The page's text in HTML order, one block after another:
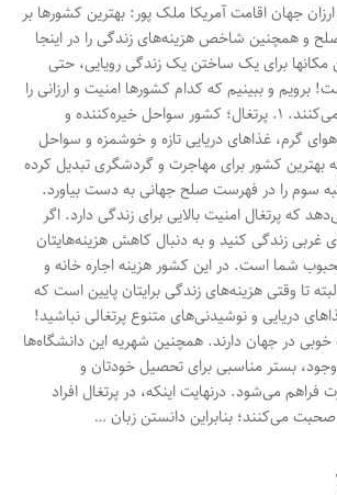
جهان اقامت آمریکا ملک پور: بهترین کشورها بر
همچنین شاخص هزینه­‌های زندگی را در اینجا
مکان­ها برای یک ساختن یک زندگی رویایی، حتی
برویم و ببینیم که کدام کشورها امنیت و ارزانی را
به شهروندانشان هدیه می‌کنند. ۱. پرتغال؛ کشور سواحل خیره‌کننده و
گرم، غذاهای دریایی تازه و خوشمزه و سواحل
بهترین کشور برای مهاجرت و گردشگری تبدیل کرده
سوم را در فهرست صلح جهانی به دست بیاورد.
که پرتغال امنیت بالایی برای زندگی دارد. اگر
غربی زندگی کنید و به دنبال کاهش هزینه‌هایتان
شما است. در این کشور هزینه اجاره خانه و
تا وقتی هزینه‌های زندگی برایتان پایین است که
دریایی و نوشیدنی‌های متنوع پرتغالی نباشید!
خوبی در جهان دارند. همچنین شهریه این دانشگاه‌ها
بستر مناسبی برای تحصیل خودتان و
فراهم می‌شود. درنهایت اینکه، در پرتغال افراد
می‌کنند؛ بنابراین دانستن زبان …